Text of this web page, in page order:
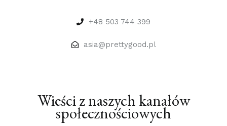
+48 503 744 399
asia@prettygood.pl
Wieści z naszych kanałów
społecznościowych